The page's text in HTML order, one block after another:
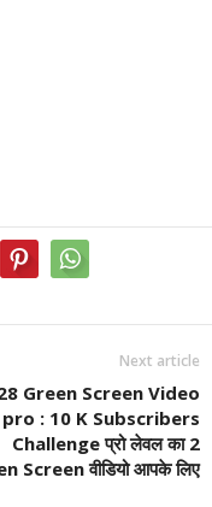
Next article
Green Screen Video
pro : 10 K Subscribers
Challenge प्रो लेवल का 2
Screen वीडियो आपके लिए